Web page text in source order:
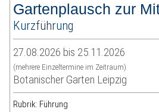
Gartenplausch zur
Kurzführung
27.08.2026 bis 25.11.2026
(mehrere Einzeltermine im Zeitraum)
Botanischer Garten Leipzig
Rubrik: Führung